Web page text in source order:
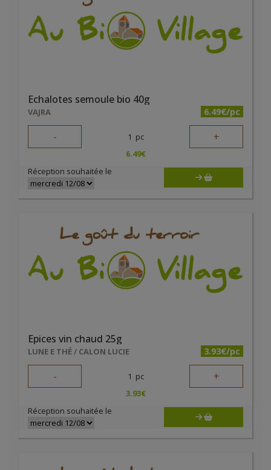
Echalotes semoule bio 40g
VAJRA 6.49€/pc
- 1 pc +
6.49€
Réception souhaitée le
Epices vin chaud 25g
LUNE E THÉ / CALON LUCIE 3.93€/pc
- 1 pc +
3.93€
Réception souhaitée le